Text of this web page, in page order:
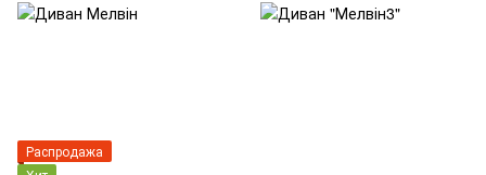
Распродажа